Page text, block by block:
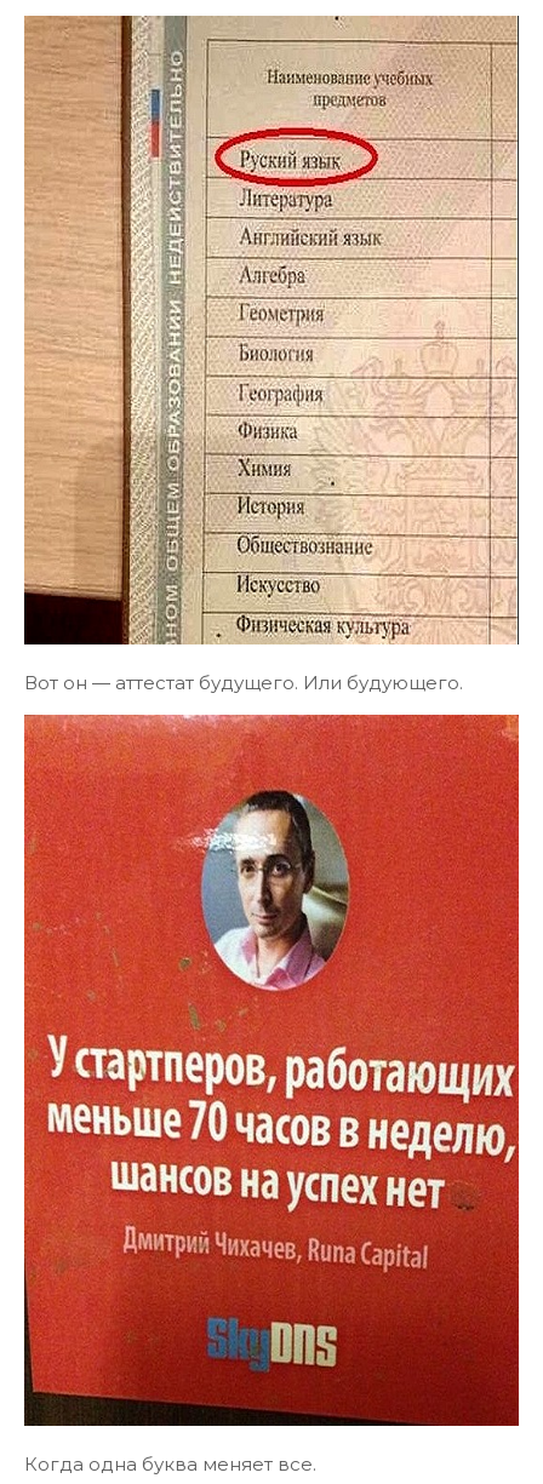
Вот он — аттестат будущего. Или будующего.
Когда одна буква меняет все.